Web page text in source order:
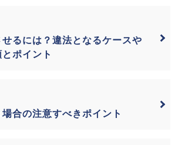
るには？違法となるケースや
ポイント
合の注意すべきポイント